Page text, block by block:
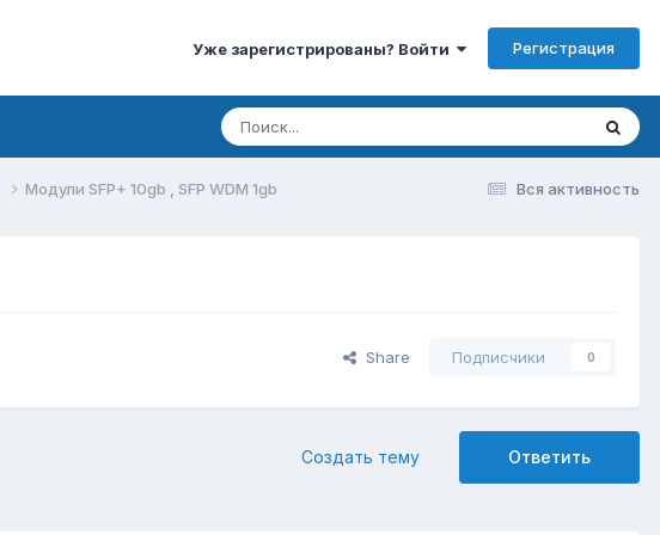
Уже зарегистрированы? Войти Регистрация
Вся активность
Модули SFP+ 10gb , SFP WDM 1gb
Share Подписчики 0
Ответить
Создать тему